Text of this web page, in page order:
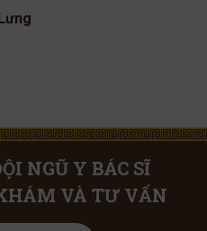
NGŨ Y BÁC SĨ
VÀ TƯ VẤN